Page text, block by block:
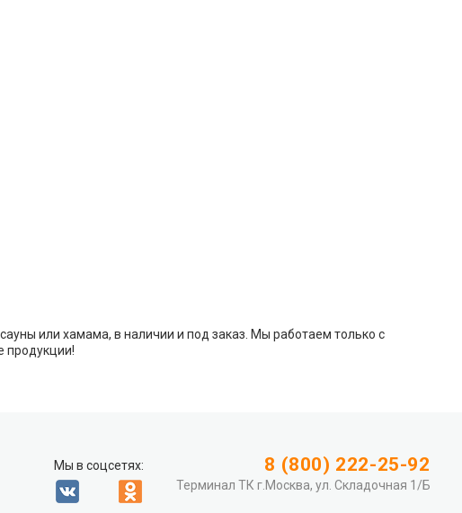
или хамама, в наличии и под заказ. Мы работаем только с
продукции!
Мы в соцсетях: 8 (800) 222-25-92
Терминал ТК г.Москва, ул. Складочная 1/Б